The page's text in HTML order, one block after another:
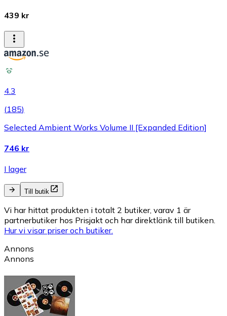
439 kr
4.3
(185)
Selected Ambient Works Volume II [Expanded Edition]
746 kr
I lager
Till butik
Vi har hittat produkten i totalt 2 butiker, varav 1 är
partnerbutiker hos Prisjakt och har direktlänk till butiken.
Hur vi visar priser och butiker.
Annons
Annons